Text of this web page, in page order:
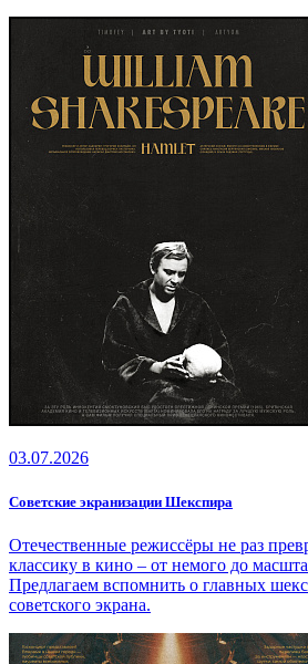
03.07.2026
Советские экранизации Шекспира
Отечественные режиссёры не раз
классику в кино – от немого до
Предлагаем вспомнить о главных
советского экрана.